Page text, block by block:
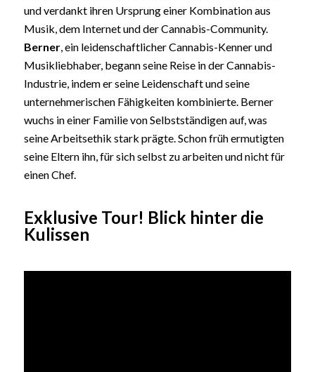
und verdankt ihren Ursprung einer Kombination aus
Musik, dem Internet und der Cannabis-Community.
Berner, ein leidenschaftlicher Cannabis-Kenner und
Musikliebhaber, begann seine Reise in der Cannabis-
Industrie, indem er seine Leidenschaft und seine
unternehmerischen Fähigkeiten kombinierte. Berner
wuchs in einer Familie von Selbstständigen auf, was
seine Arbeitsethik stark prägte. Schon früh ermutigten
seine Eltern ihn, für sich selbst zu arbeiten und nicht für
einen Chef.
Exklusive Tour! Blick hinter die
Kulissen